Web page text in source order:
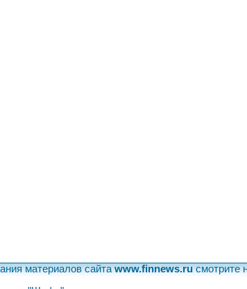
материалов сайтаwww.finnews.ruсмотрите